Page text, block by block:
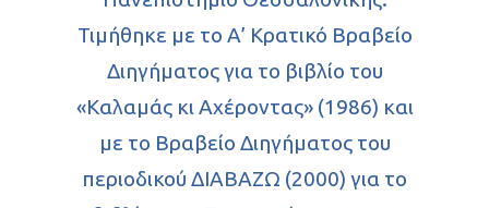
Τιμήθηκε με το Α’ Κρατικό Βραβείο
Διηγήματος για το βιβλίο του
«Καλαμάς κι Αχέροντας» (1986) και
με το Βραβείο Διηγήματος του
περιοδικού ΔΙΑΒΑΖΩ (2000) για το